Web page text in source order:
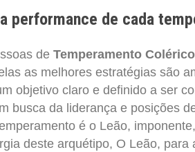
performance de cada
de Temperamento Colérico
as melhores estratégias são
objetivo claro e definido a ser
busca da liderança e posições
é o Leão,
deste arquétipo, O Leão, para